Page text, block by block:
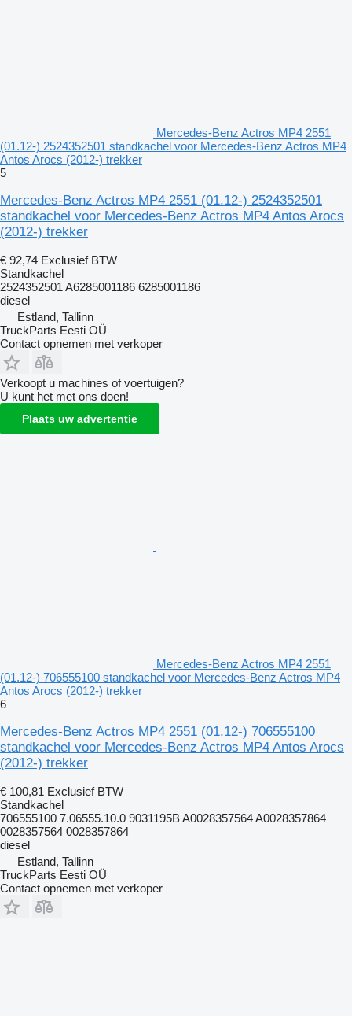
Mercedes-Benz Actros MP4 2551
(01.12-) 2524352501 standkachel voor Mercedes-Benz Actros MP4
Antos Arocs (2012-) trekker
5
Mercedes-Benz Actros MP4 2551 (01.12-) 2524352501
standkachel voor Mercedes-Benz Actros MP4 Antos Arocs
(2012-) trekker
€ 92,74 Exclusief BTW
Standkachel
2524352501 A6285001186 6285001186
diesel
Estland, Tallinn
TruckParts Eesti OÜ
Contact opnemen met verkoper
Verkoopt u machines of voertuigen?
U kunt het met ons doen!
Plaats uw advertentie
Mercedes-Benz Actros MP4 2551
(01.12-) 706555100 standkachel voor Mercedes-Benz Actros MP4
Antos Arocs (2012-) trekker
6
Mercedes-Benz Actros MP4 2551 (01.12-) 706555100
standkachel voor Mercedes-Benz Actros MP4 Antos Arocs
(2012-) trekker
€ 100,81 Exclusief BTW
Standkachel
706555100 7.06555.10.0 9031195B A0028357564 A0028357864
0028357564 0028357864
diesel
Estland, Tallinn
TruckParts Eesti OÜ
Contact opnemen met verkoper